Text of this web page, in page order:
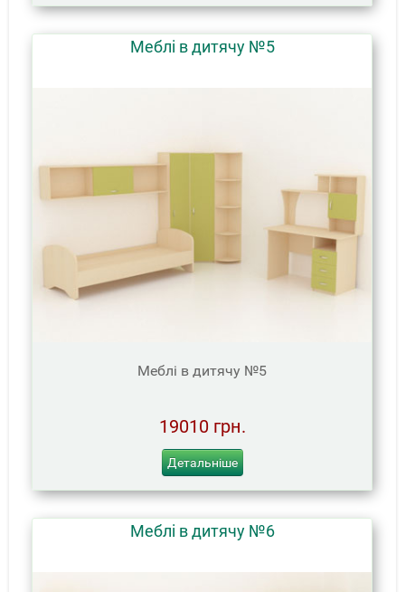
Меблі в дитячу №5
Меблі в дитячу №5
19010 грн.
Детальніше
Меблі в дитячу №6